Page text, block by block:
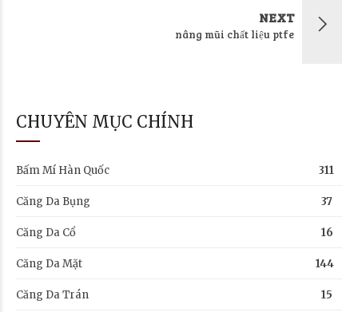
NEXT
nâng mũi chất liệu ptfe
CHUYÊN MỤC CHÍNH
Bấm Mí Hàn Quốc 311
Căng Da Bụng 37
Căng Da Cổ 16
Căng Da Mặt 144
Căng Da Trán 15